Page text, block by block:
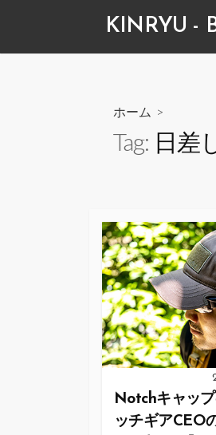
テ
KINRYU -
ホーム >
Tag: 日差
Notchキャッ
ッチギアCEO